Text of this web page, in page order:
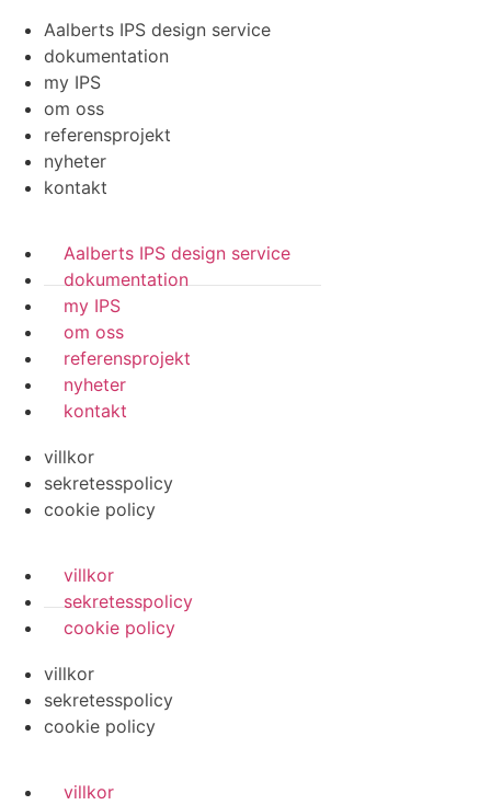
Aalberts IPS design service
dokumentation
my IPS
om oss
referensprojekt
nyheter
kontakt
Aalberts IPS design service
dokumentation
my IPS
om oss
referensprojekt
nyheter
kontakt
villkor
sekretesspolicy
cookie policy
villkor
sekretesspolicy
cookie policy
villkor
sekretesspolicy
cookie policy
villkor